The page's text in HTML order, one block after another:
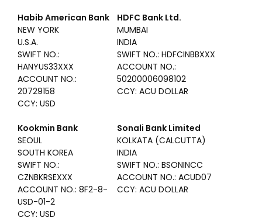
Habib American Bank
NEW YORK
U.S.A.
SWIFT NO.:
HANYUS33XXX
ACCOUNT NO.:
20729158
CCY: USD
HDFC Bank Ltd.
MUMBAI
INDIA
SWIFT NO.: HDFCINBBXXX
ACCOUNT NO.:
50200006098102
CCY: ACU DOLLAR
Kookmin Bank
SEOUL
SOUTH KOREA
SWIFT NO.:
CZNBKRSEXXX
ACCOUNT NO.: 8F2-8-
USD-01-2
CCY: USD
Sonali Bank Limited
KOLKATA (CALCUTTA)
INDIA
SWIFT NO.: BSONINCC
ACCOUNT NO.: ACUD07
CCY: ACU DOLLAR